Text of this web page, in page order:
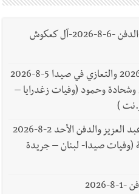
وفاة الحاجة رقية محمد حمودة -الدفن -6-8-2026-آل كعكوش
وفاة مصطفى محمد موسى 3-8-2026 والتعازي في صيدا 5-8-2026
وحمود (وفيات زغدرايا –
)
وفاة الشاب موسى محمد خلف عبد العزيز والدفن الأحد 2-8-2026
(وفيات صيدا- لبنان – جريدة